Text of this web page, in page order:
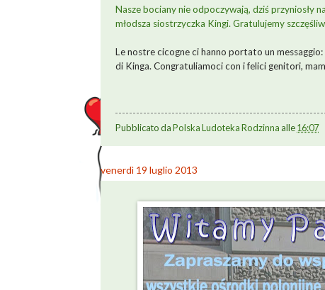
Nasze bociany nie odpoczywają, dziś przyniosły
młodsza siostrzyczka Kingi. Gratulujemy
Le nostre cicogne ci hanno portato un
di Kinga. Congratuliamoci con i felici genitori,
Pubblicato daPolska Ludoteka Rodzinnaalle16:07
venerdì 19 luglio 2013